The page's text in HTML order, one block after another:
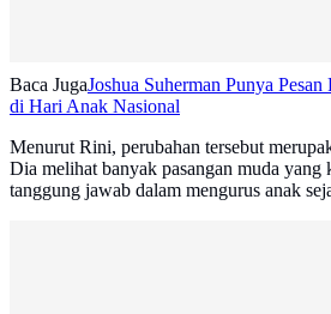
Baca JugaJoshua Suherman Punya
di Hari Anak Nasional
Menurut Rini, perubahan tersebut
Dia melihat banyak pasangan muda yang
tanggung jawab dalam mengurus anak